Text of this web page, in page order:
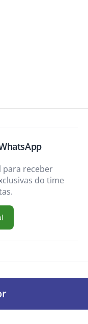
para receber
do time